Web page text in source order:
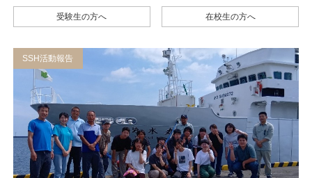
受験生の方へ 在校生の方へ
SSH活動報告